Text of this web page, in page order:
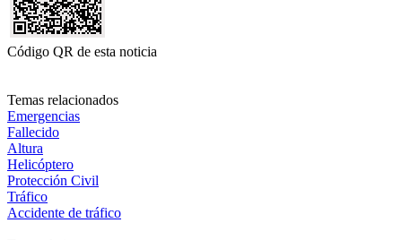
Código QR de esta noticia
Temas relacionados
Emergencias
Fallecido
Altura
Helicóptero
Protección Civil
Tráfico
Accidente de tráfico